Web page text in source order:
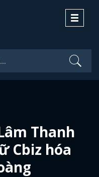
Toggle
Thanh
Cbiz hóa